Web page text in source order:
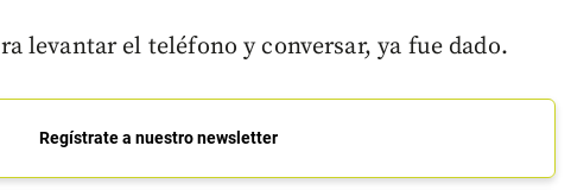
levantar el teléfono y conversar, ya fue dado.
Regístrate a nuestro newsletter